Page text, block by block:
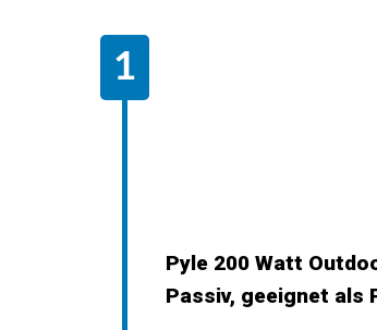
Pyle 200 Watt
Passiv, geeignet als